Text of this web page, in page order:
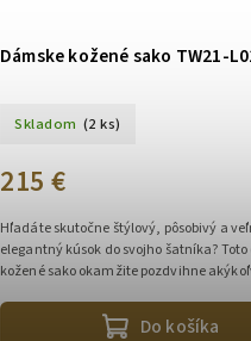
Dámske kožené sako TW21-
Skladom (2 ks)
215 €
Do košíka
Hľadáte skutočne štýlový, pôsobivý a
elegantný kúsok do svojho šatníka?
kožené sako okamžite pozdvihne